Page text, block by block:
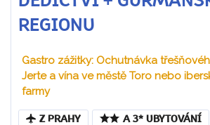
REGIONU
Gastro zážitky: Ochutnávka
Jerte a vína ve městě Toro nebo
farmy
Z PRAHY A 3* UBYTOVÁNÍ